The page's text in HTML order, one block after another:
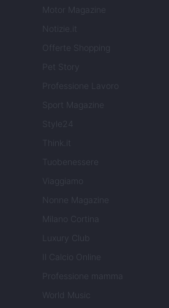
Motor Magazine
Notizie.it
Offerte Shopping
Professione Lavoro
Sport Magazine
Style24
Think.it
Tuobenessere
Viaggiamo
Nonne Magazine
Milano Cortina
Luxury Club
Il Calcio Online
Professione mamma
World Music